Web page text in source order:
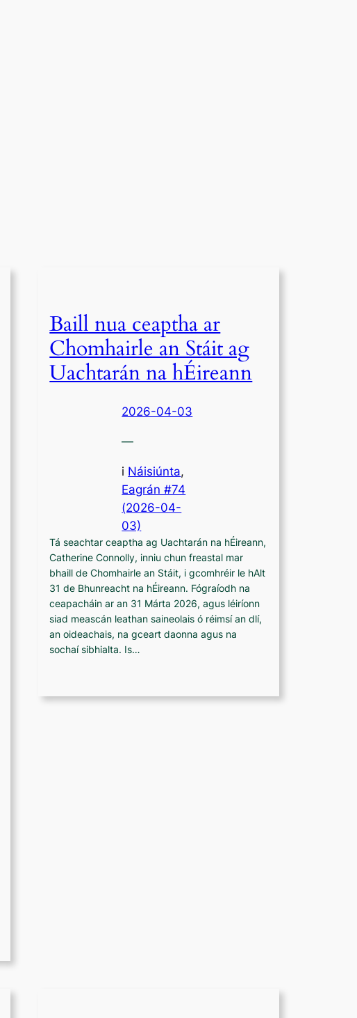
Baill nua ceaptha ar
Chomhairle an Stáit ag
Uachtarán na hÉireann
2026-04-03
—
i Náisiúnta,
Eagrán #74
(2026-04-
03)
Tá seachtar ceaptha ag Uachtarán na hÉireann,
Catherine Connolly, inniu chun freastal mar
bhaill de Chomhairle an Stáit, i gcomhréir le hAlt
31 de Bhunreacht na hÉireann. Fógraíodh na
ceapacháin ar an 31 Márta 2026, agus léiríonn
siad meascán leathan saineolais ó réimsí an dlí,
an oideachais, na gceart daonna agus na
sochaí sibhialta. Is…